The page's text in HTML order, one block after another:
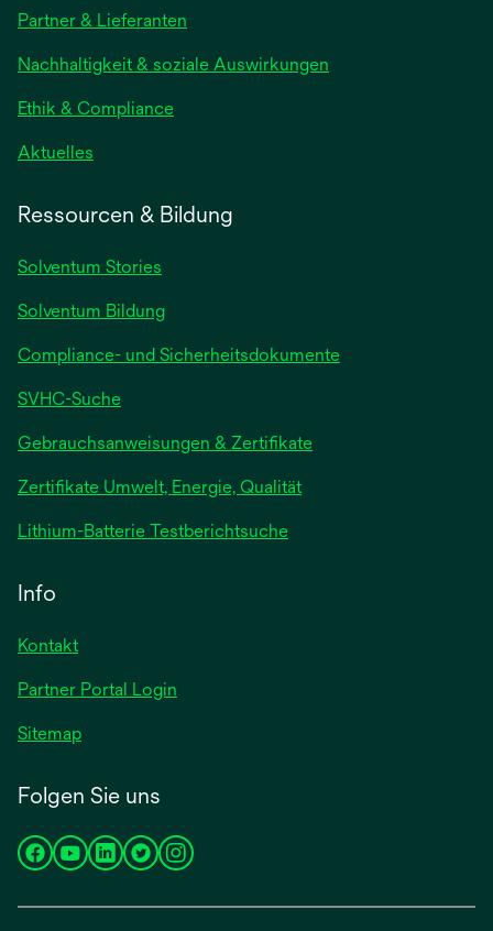
Partner & Lieferanten
Nachhaltigkeit & soziale Auswirkungen
Ethik & Compliance
Aktuelles
Ressourcen & Bildung
Solventum Stories
Solventum Bildung
Compliance- und Sicherheitsdokumente
SVHC-Suche
Gebrauchsanweisungen & Zertifikatewird
Zertifikate Umwelt, Energie, Qualität
Lithium-Batterie Testberichtsuchewird
Info
Kontakt
Partner Portal Login
Sitemap
Folgen Sie uns
wirdwirdwirdwirdwird